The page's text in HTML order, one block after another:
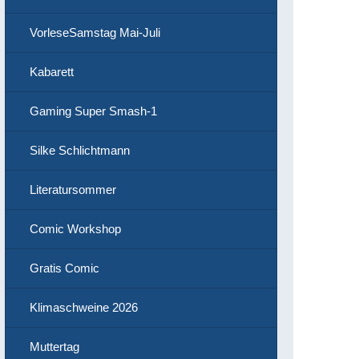
VorleseSamstag Mai-Juli
Kabarett
Gaming Super Smash-1
Silke Schlichtmann
Literatursommer
Comic Workshop
Gratis Comic
Klimaschweine 2026
Muttertag